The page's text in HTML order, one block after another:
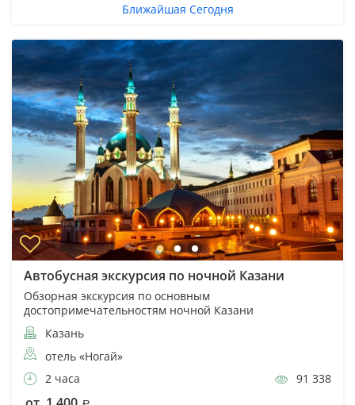
Ближайшая Сегодня
Автобусная экскурсия по ночной Казани
Обзорная экскурсия по основным
достопримечательностям ночной Казани
Казань
отель «Ногай»
2 часа
91 338